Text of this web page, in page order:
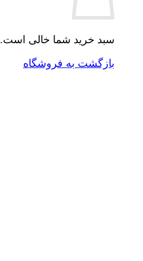
سبد خرید شما خالی است.
بازگشت به فروشگاه